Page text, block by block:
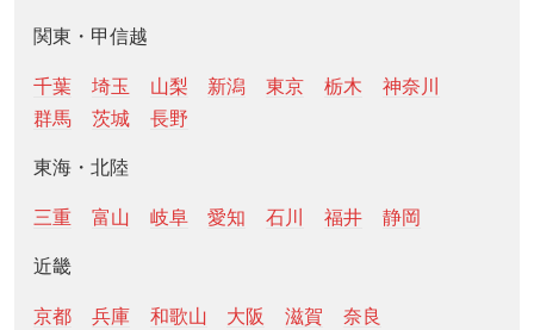
関東・甲信越
千葉 埼玉 山梨 新潟 東京 栃木
神奈川
群馬
茨城 長野
東海・北陸
三重 富山 岐阜 愛知 石川 福井 静岡
近畿
京都 兵庫 和歌山 大阪 滋賀 奈良